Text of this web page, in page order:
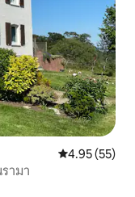
คะแนนเฉลี่ย
4.95 (55)
ามา